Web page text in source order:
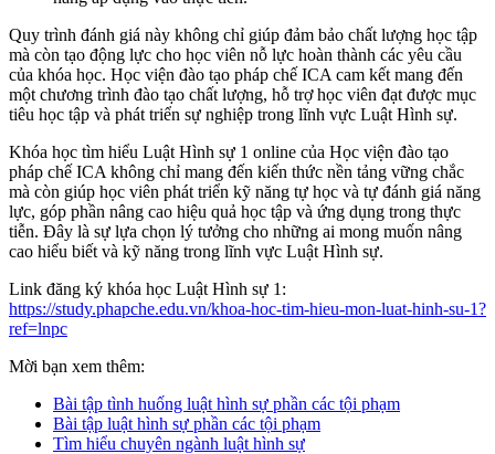
Quy trình đánh giá này không chỉ giúp đảm bảo chất lượng học tập
mà còn tạo động lực cho học viên nỗ lực hoàn thành các yêu cầu
của khóa học. Học viện đào tạo pháp chế ICA cam kết mang đến
một chương trình đào tạo chất lượng, hỗ trợ học viên đạt được mục
tiêu học tập và phát triển sự nghiệp trong lĩnh vực Luật Hình sự.
Khóa học tìm hiểu Luật Hình sự 1 online của Học viện đào tạo
pháp chế ICA không chỉ mang đến kiến thức nền tảng vững chắc
mà còn giúp học viên phát triển kỹ năng tự học và tự đánh giá năng
lực, góp phần nâng cao hiệu quả học tập và ứng dụng trong thực
tiễn. Đây là sự lựa chọn lý tưởng cho những ai mong muốn nâng
cao hiểu biết và kỹ năng trong lĩnh vực Luật Hình sự.
Link đăng ký khóa học Luật Hình sự 1:
https://study.phapche.edu.vn/khoa-hoc-tim-hieu-mon-luat-hinh-su-1?
ref=lnpc
Mời bạn xem thêm:
Bài tập tình huống luật hình sự phần các tội phạm
Bài tập luật hình sự phần các tội phạm
Tìm hiểu chuyên ngành luật hình sự